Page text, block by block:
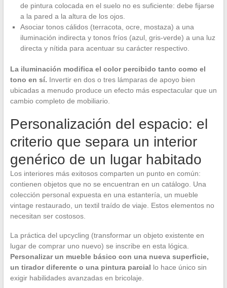
de pintura colocada en el suelo no es suficiente: debe fijarse
a la pared a la altura de los ojos.
Asociar tonos cálidos (terracota, ocre, mostaza) a una
iluminación indirecta y tonos fríos (azul, gris-verde) a una luz
directa y nítida para acentuar su carácter respectivo.
La iluminación modifica el color percibido tanto como el
tono en sí. Invertir en dos o tres lámparas de apoyo bien
ubicadas a menudo produce un efecto más espectacular que un
cambio completo de mobiliario.
Personalización del espacio: el
criterio que separa un interior
genérico de un lugar habitado
Los interiores más exitosos comparten un punto en común:
contienen objetos que no se encuentran en un catálogo. Una
colección personal expuesta en una estantería, un mueble
vintage restaurado, un textil traído de viaje. Estos elementos no
necesitan ser costosos.
La práctica del upcycling (transformar un objeto existente en
lugar de comprar uno nuevo) se inscribe en esta lógica.
Personalizar un mueble básico con una nueva superficie,
un tirador diferente o una pintura parcial lo hace único sin
exigir habilidades avanzadas en bricolaje.